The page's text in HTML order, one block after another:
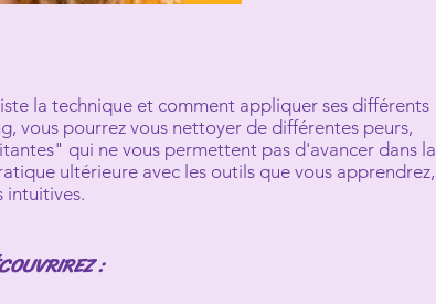
la technique et comment appliquer ses différents
vous pourrez vous nettoyer de différentes peurs,
qui ne vous permettent pas d'avancer dans la
ultérieure avec les outils que vous apprendrez,
intuitives.
: